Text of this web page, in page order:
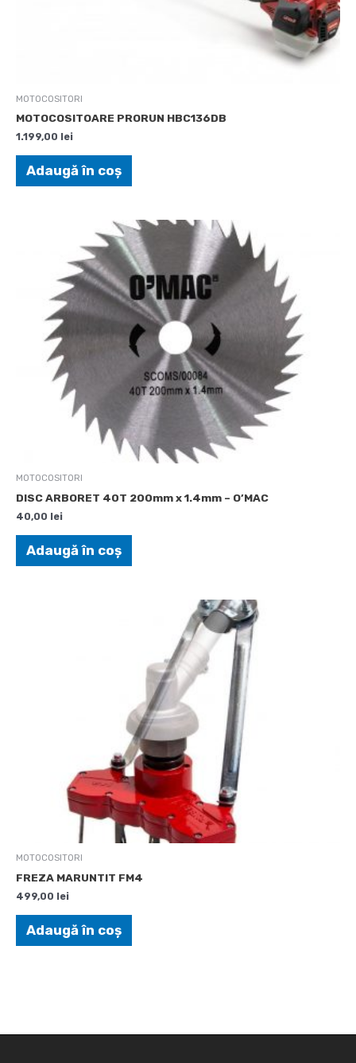
MOTOCOSITORI
MOTOCOSITOARE PRORUN HBC136DB
1.199,00 lei
Adaugă în coș
MOTOCOSITORI
DISC ARBORET 40T 200mm x 1.4mm – O’MAC
40,00 lei
Adaugă în coș
MOTOCOSITORI
FREZA MARUNTIT FM4
499,00 lei
Adaugă în coș